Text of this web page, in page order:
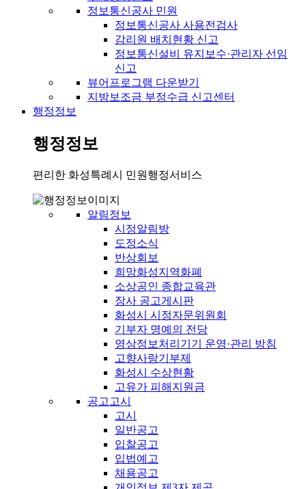
정보통신공사 민원
정보통신공사 사용전검사
감리원 배치현황 신고
정보통신설비 유지보수·관리자 선임
신고
뷰어프로그램 다운받기
지방보조금 부정수급 신고센터
행정정보
행정정보
편리한 화성특례시 민원행정서비스
알림정보
시정알림방
도정소식
반상회보
희망화성지역화폐
소상공인 종합교육관
장사 공고게시판
화성시 시정자문위원회
기부자 명예의 전당
영상정보처리기기 운영·관리 방침
고향사랑기부제
화성시 수상현황
고유가 피해지원금
공고고시
고시
일반공고
입찰공고
입법예고
채용공고